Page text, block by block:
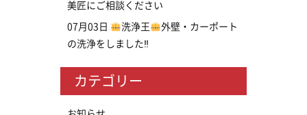
美匠にご相談ください
07月03日 洗浄王
外壁・カーポート
の洗浄をしました‼
カテゴリー